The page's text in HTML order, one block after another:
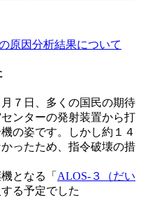
７日、多くの国民の期待
ンターの発射装置から打
の姿です。しかし約１４
ったため、指令破壊の措
となる「 ALOS-３（だい
る予定でした